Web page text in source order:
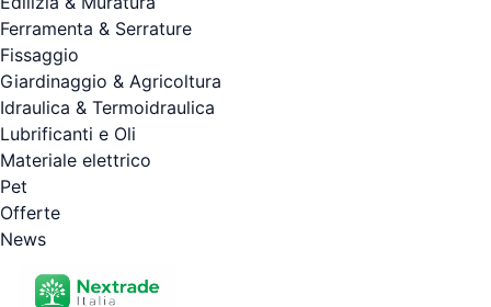
Ferramenta & Serrature
Fissaggio
Giardinaggio & Agricoltura
Idraulica & Termoidraulica
Lubrificanti e Oli
Materiale elettrico
Pet
Offerte
News